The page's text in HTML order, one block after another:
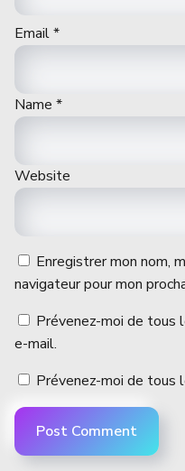
Email*
Name *
Website
Enregistrer mon nom,
navigateur pour mon
Prévenez-moi de tous
e-mail.
Prévenez-moi de tous